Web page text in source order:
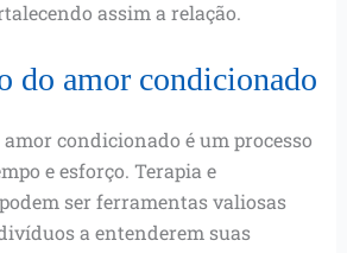
assim a relação.
do amor condicionado
condicionado é um processo
e esforço. Terapia e
ser ferramentas valiosas
a entenderem suas